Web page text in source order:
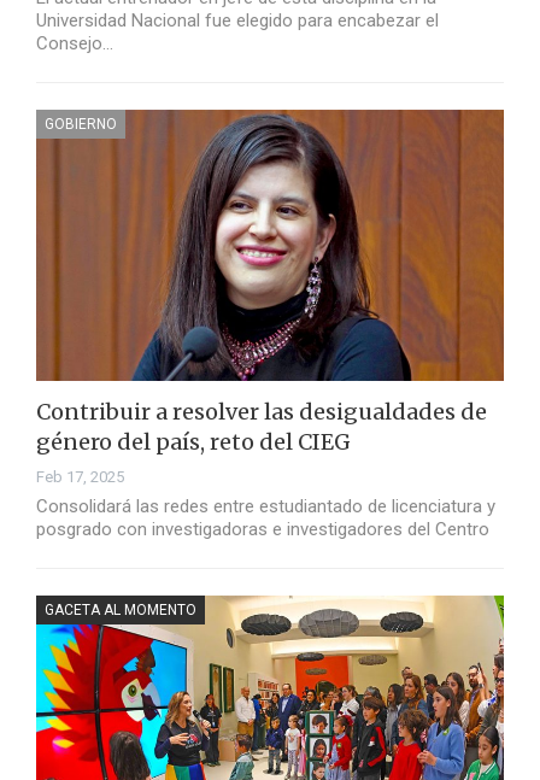
Universidad Nacional fue elegido para encabezar el
Consejo…
GOBIERNO
Contribuir a resolver las desigualdades de
género del país, reto del CIEG
Feb 17, 2025
Consolidará las redes entre estudiantado de licenciatura y
posgrado con investigadoras e investigadores del Centro
GACETA AL MOMENTO